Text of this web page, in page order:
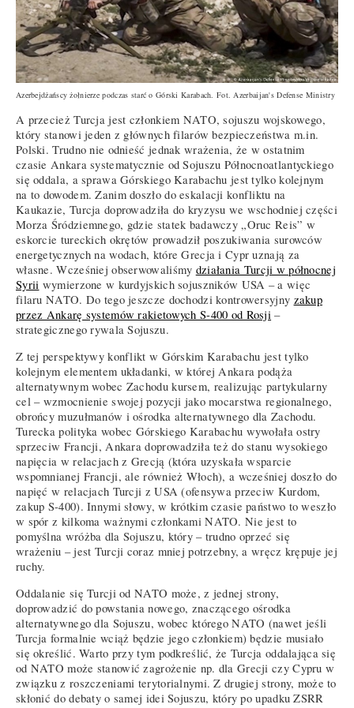
Azerbejdżańscy żołnierze podczas starć o Górski Karabach. Fot. Azerbaijan's Defense Ministry
A przecież Turcja jest członkiem NATO, sojuszu wojskowego,
który stanowi jeden z głównych filarów bezpieczeństwa m.in.
Polski. Trudno nie odnieść jednak wrażenia, że w ostatnim
czasie Ankara systematycznie od Sojuszu Północnoatlantyckiego
się oddala, a sprawa Górskiego Karabachu jest tylko kolejnym
na to dowodem. Zanim doszło do eskalacji konfliktu na
Kaukazie, Turcja doprowadziła do kryzysu we wschodniej części
Morza Śródziemnego, gdzie statek badawczy „Oruc Reis” w
eskorcie tureckich okrętów prowadził poszukiwania surowców
energetycznych na wodach, które Grecja i Cypr uznają za
własne. Wcześniej obserwowaliśmy działania Turcji w północnej
Syrii wymierzone w kurdyjskich sojuszników USA – a więc
filaru NATO. Do tego jeszcze dochodzi kontrowersyjny zakup
przez Ankarę systemów rakietowych S-400 od Rosji –
strategicznego rywala Sojuszu.
Z tej perspektywy konflikt w Górskim Karabachu jest tylko
kolejnym elementem układanki, w której Ankara podąża
alternatywnym wobec Zachodu kursem, realizując partykularny
cel – wzmocnienie swojej pozycji jako mocarstwa regionalnego,
obrońcy muzułmanów i ośrodka alternatywnego dla Zachodu.
Turecka polityka wobec Górskiego Karabachu wywołała ostry
sprzeciw Francji, Ankara doprowadziła też do stanu wysokiego
napięcia w relacjach z Grecją (która uzyskała wsparcie
wspomnianej Francji, ale również Włoch), a wcześniej doszło do
napięć w relacjach Turcji z USA (ofensywa przeciw Kurdom,
zakup S-400). Innymi słowy, w krótkim czasie państwo to weszło
w spór z kilkoma ważnymi członkami NATO. Nie jest to
pomyślna wróżba dla Sojuszu, który – trudno oprzeć się
wrażeniu – jest Turcji coraz mniej potrzebny, a wręcz krępuje jej
ruchy.
Oddalanie się Turcji od NATO może, z jednej strony,
doprowadzić do powstania nowego, znaczącego ośrodka
alternatywnego dla Sojuszu, wobec którego NATO (nawet jeśli
Turcja formalnie wciąż będzie jego członkiem) będzie musiało
się określić. Warto przy tym podkreślić, że Turcja oddalająca się
od NATO może stanowić zagrożenie np. dla Grecji czy Cypru w
związku z roszczeniami terytorialnymi. Z drugiej strony, może to
skłonić do debaty o samej idei Sojuszu, który po upadku ZSRR